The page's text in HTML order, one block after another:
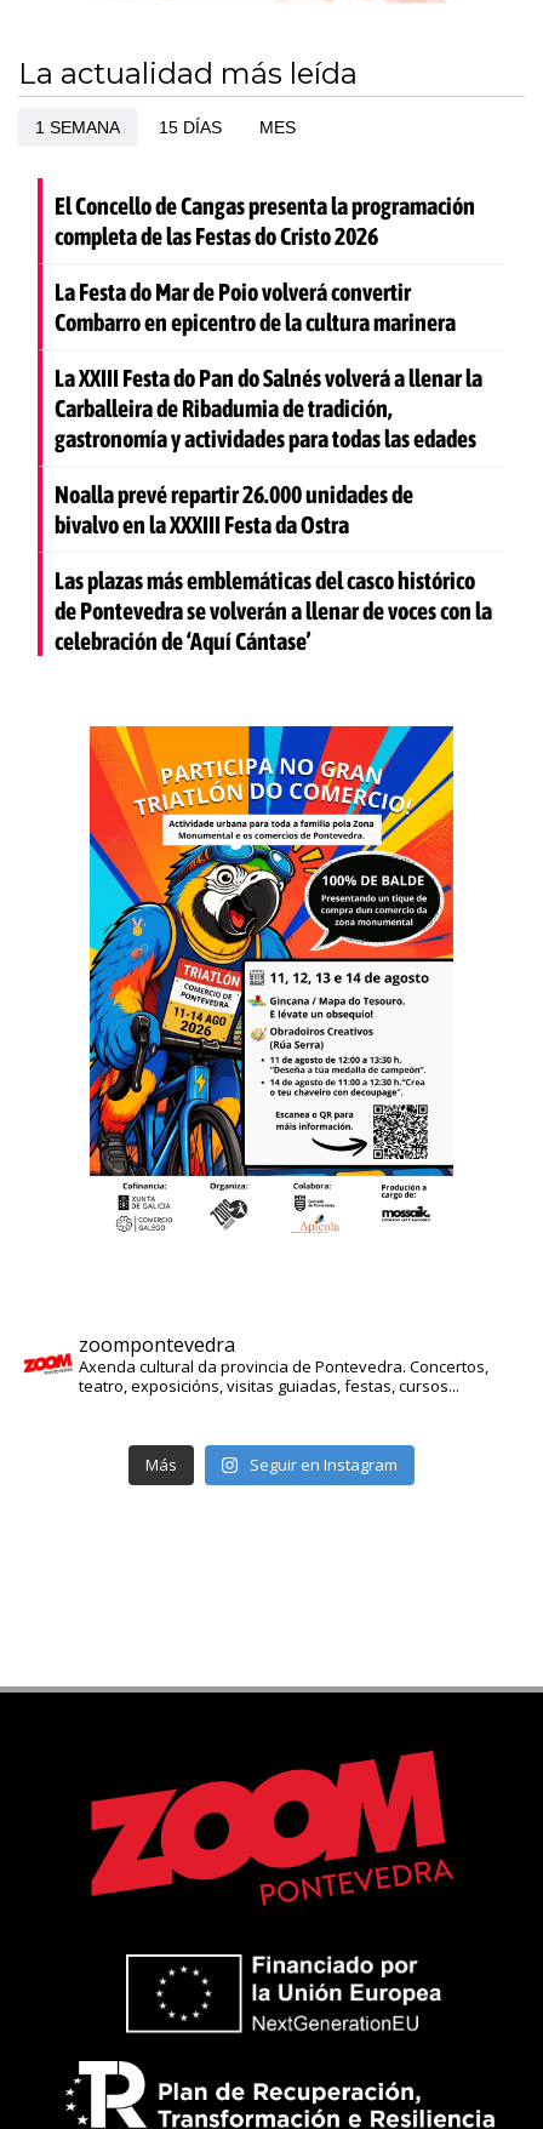
La actualidad más leída
1 SEMANA 15 DÍAS MES
El Concello de Cangas presenta la programación
completa de las Festas do Cristo 2026
La Festa do Mar de Poio volverá convertir
Combarro en epicentro de la cultura marinera
La XXIII Festa do Pan do Salnés volverá a llenar la
Carballeira de Ribadumia de tradición,
gastronomía y actividades para todas las edades
Noalla prevé repartir 26.000 unidades de
bivalvo en la XXXIII Festa da Ostra
Las plazas más emblemáticas del casco histórico
de Pontevedra se volverán a llenar de voces con la
celebración de ‘Aquí Cántase’
zoompontevedra
Axenda cultural da provincia de Pontevedra. Concertos,
teatro, exposicións, visitas guiadas, festas, cursos...
Más Seguir en Instagram